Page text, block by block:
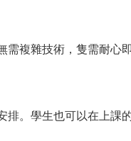
複雜技術，隻需耐心即
。學生也可以在上課的